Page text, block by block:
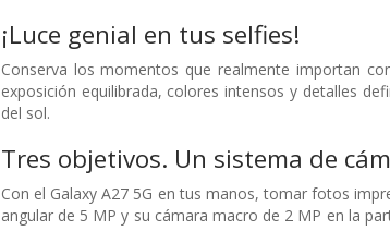
¡Luce genial en tus selfies!
Conserva los momentos que realmente importan
exposición equilibrada, colores intensos y detalles
del sol.
Tres objetivos. Un sistema de
Con el Galaxy A27 5G en tus manos, tomar fotos
angular de 5 MP y su cámara macro de 2 MP en la